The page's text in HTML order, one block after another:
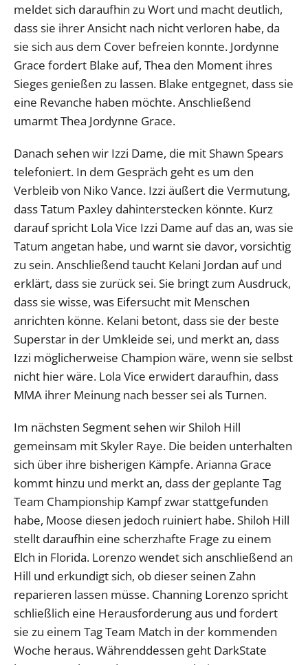
meldet sich daraufhin zu Wort und macht deutlich,
dass sie ihrer Ansicht nach nicht verloren habe, da
sie sich aus dem Cover befreien konnte. Jordynne
Grace fordert Blake auf, Thea den Moment ihres
Sieges genießen zu lassen. Blake entgegnet, dass sie
eine Revanche haben möchte. Anschließend
umarmt Thea Jordynne Grace.
Danach sehen wir Izzi Dame, die mit Shawn Spears
telefoniert. In dem Gespräch geht es um den
Verbleib von Niko Vance. Izzi äußert die Vermutung,
dass Tatum Paxley dahinterstecken könnte. Kurz
darauf spricht Lola Vice Izzi Dame auf das an, was sie
Tatum angetan habe, und warnt sie davor, vorsichtig
zu sein. Anschließend taucht Kelani Jordan auf und
erklärt, dass sie zurück sei. Sie bringt zum Ausdruck,
dass sie wisse, was Eifersucht mit Menschen
anrichten könne. Kelani betont, dass sie der beste
Superstar in der Umkleide sei, und merkt an, dass
Izzi möglicherweise Champion wäre, wenn sie selbst
nicht hier wäre. Lola Vice erwidert daraufhin, dass
MMA ihrer Meinung nach besser sei als Turnen.
Im nächsten Segment sehen wir Shiloh Hill
gemeinsam mit Skyler Raye. Die beiden unterhalten
sich über ihre bisherigen Kämpfe. Arianna Grace
kommt hinzu und merkt an, dass der geplante Tag
Team Championship Kampf zwar stattgefunden
habe, Moose diesen jedoch ruiniert habe. Shiloh Hill
stellt daraufhin eine scherzhafte Frage zu einem
Elch in Florida. Lorenzo wendet sich anschließend an
Hill und erkundigt sich, ob dieser seinen Zahn
reparieren lassen müsse. Channing Lorenzo spricht
schließlich eine Herausforderung aus und fordert
sie zu einem Tag Team Match in der kommenden
Woche heraus. Währenddessen geht DarkState